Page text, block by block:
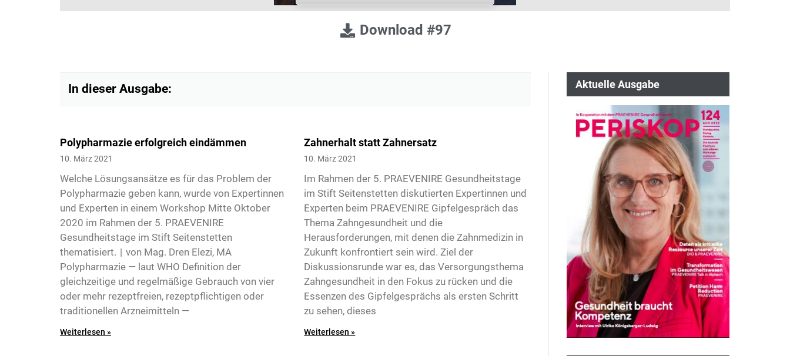
Download #97
In dieser Ausgabe:
Polypharmazie erfolgreich eindämmen
10. März 2021
Welche Lösungsansätze es für das Problem der
Polypharmazie geben kann, wurde von Expertinnen
und Experten in einem Workshop Mitte Oktober
2020 im Rahmen der 5. PRAEVENIRE
Gesundheitstage im Stift Seitenstetten
thematisiert. | von Mag. Dren Elezi, MA
Polypharmazie — laut WHO Definition der
gleichzeitige und regelmäßige Gebrauch von vier
oder mehr rezeptfreien, rezeptpflichtigen oder
traditionellen Arzneimitteln —
Weiterlesen »
Zahnerhalt statt Zahnersatz
10. März 2021
Im Rahmen der 5. PRAEVENIRE Gesundheitstage
im Stift Seitenstetten diskutierten Expertinnen und
Experten beim PRAEVENIRE Gipfelgespräch das
Thema Zahngesundheit und die
Herausforderungen, mit denen die Zahnmedizin in
Zukunft konfrontiert sein wird. Ziel der
Diskussionsrunde war es, das Versorgungsthema
Zahngesundheit in den Fokus zu rücken und die
Essenzen des Gipfelgesprächs als ersten Schritt
zu sehen, dieses
Weiterlesen »
Aktuelle Ausgabe